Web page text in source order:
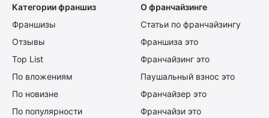
Категории франшиз
Франшизы
Отзывы
Top List
По вложениям
По новизне
По популярности
О франчайзинге
Статьи по франчайзингу
Франшиза это
Франчайзинг это
Паушальный взнос это
Франчайзер это
Франчайзи это